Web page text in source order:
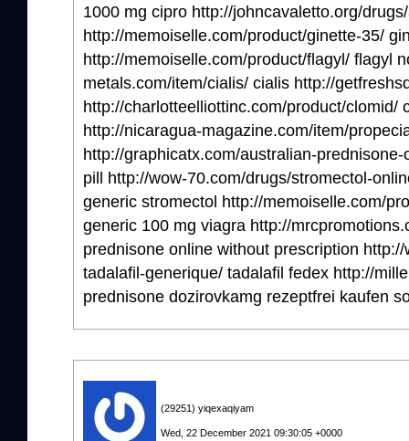
1000 mg cipro http://johncavaletto.org/
http://memoiselle.com/product/ginette-35/
http://memoiselle.com/product/flagyl/ flagyl
metals.com/item/cialis/ cialis http://
http://charlotteelliottinc.com/product/clomid/
http://nicaragua-magazine.com/item/
http://graphicatx.com/australian-
pill http://wow-70.com/drugs/stromectol-
generic stromectol http://memoiselle.com/
generic 100 mg viagra http://
prednisone online without prescription
tadalafil-generique/ tadalafil fedex http://
prednisone dozirovkamg rezeptfrei kaufen
(29251) yiqexaqiyam
Wed, 22 December 2021 09:30:05 +0000